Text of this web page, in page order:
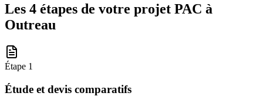
Les 4 étapes de votre projet PAC à
Outreau
Étape 1
Étude et devis comparatifs